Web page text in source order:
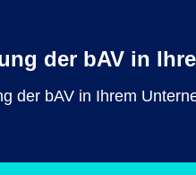
der bAV in
der bAV in Ihrem